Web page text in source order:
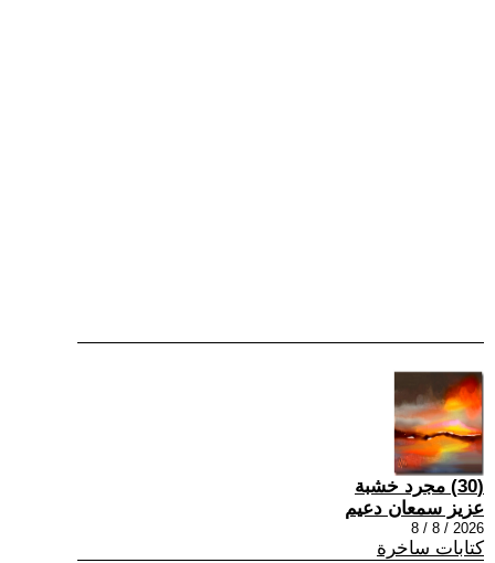
(30) مجرد خشبة
عزيز سمعان دعيم
2026 / 8 / 8
كتابات ساخرة